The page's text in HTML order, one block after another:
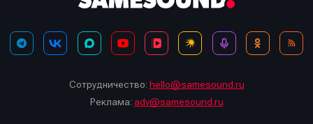
Сотрудничество: hello@samesound.ru
Реклама: adv@samesound.ru